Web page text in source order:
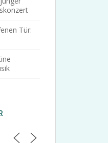
Tür: